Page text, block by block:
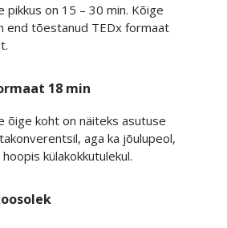
pikkus on 15 – 30 min. Kõige
end tõestanud TEDx formaat
18 min
õige koht on näiteks asutuse
aga ka jõulupeol,
külakokkutulekul.